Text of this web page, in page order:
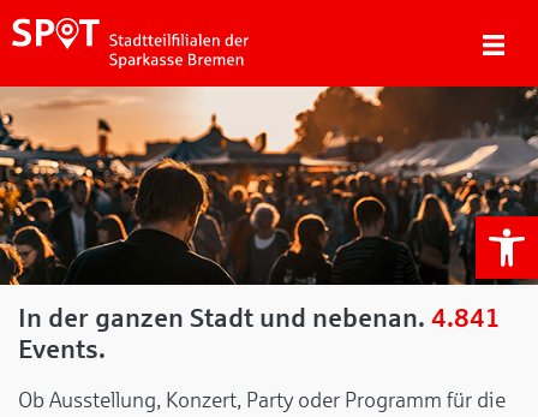
In der ganzen Stadt und nebenan. 4.841
Events.
Ob Ausstellung, Konzert, Party oder Programm für die